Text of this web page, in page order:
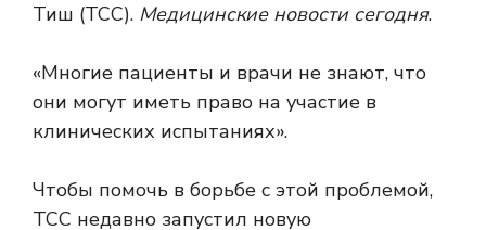
Тиш (TCC). Медицинские новости сегодня.
«Многие пациенты и врачи не знают, что
они могут иметь право на участие в
клинических испытаниях».
Чтобы помочь в борьбе с этой проблемой,
TCC недавно запустил новую